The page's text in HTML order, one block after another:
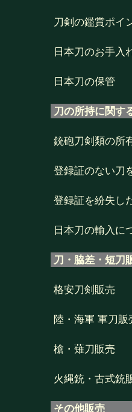
刀剣の鑑賞ポイ
日本刀のお手入
日本刀の保管
刀の所持に関す
銃砲刀剣類の所
登録証のない刀
登録証を紛失し
日本刀の輸入に
刀・脇差・短刀
格安刀剣販売
陸・海軍 軍刀販
槍・薙刀販売
火縄銃・古式銃
その他販売